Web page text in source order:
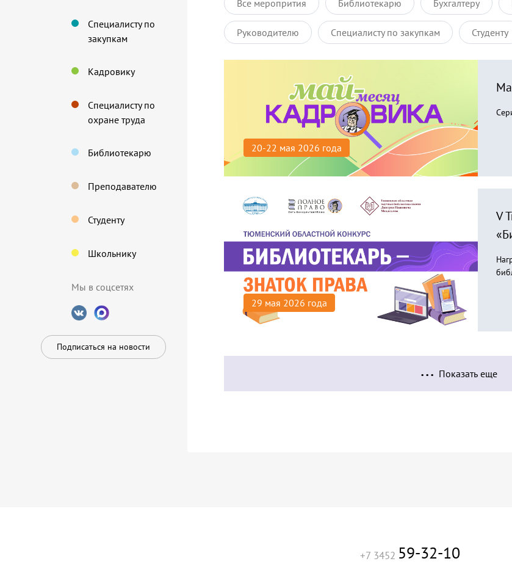
Специалисту по
закупкам
Кадровику
Специалисту по
охране труда
Библиотекарю
Преподавателю
Студенту
Школьнику
Мы в соцсетях
Подписаться на новости
Все меропрития Библиотекарю Бухгалтеру
Руководителю Специалисту по закупкам Студенту
20-22 мая 2026 года
29 мая 2026 года
V
Показать еще
+7 3452 59-32-10